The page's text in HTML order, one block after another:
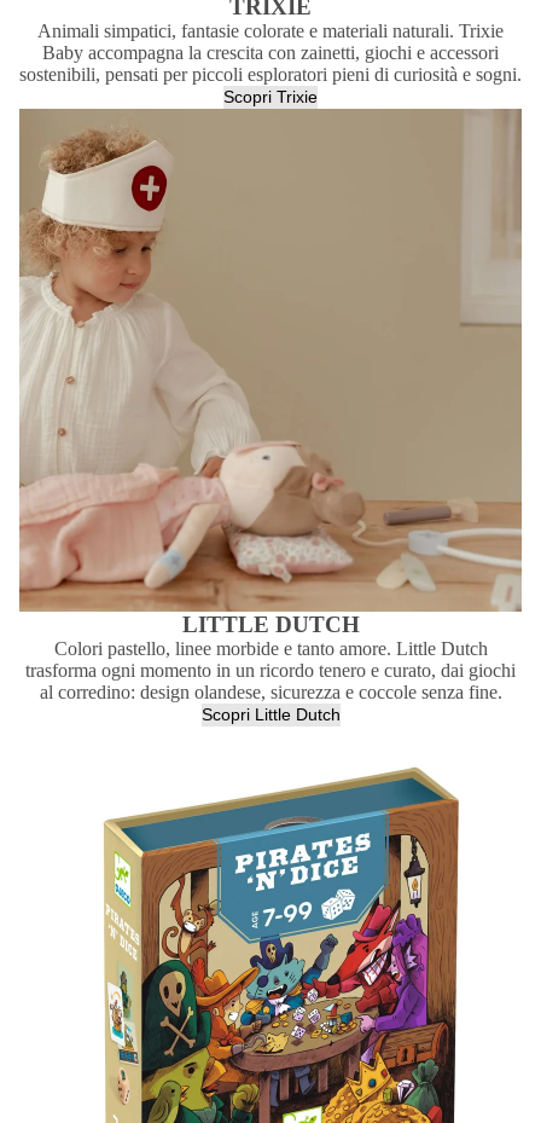
TRIXIE
Animali simpatici, fantasie colorate e materiali naturali. Trixie
Baby accompagna la crescita con zainetti, giochi e accessori
sostenibili, pensati per piccoli esploratori pieni di curiosità e sogni.
Scopri Trixie
LITTLE DUTCH
Colori pastello, linee morbide e tanto amore. Little Dutch
trasforma ogni momento in un ricordo tenero e curato, dai giochi
al corredino: design olandese, sicurezza e coccole senza fine.
Scopri Little Dutch